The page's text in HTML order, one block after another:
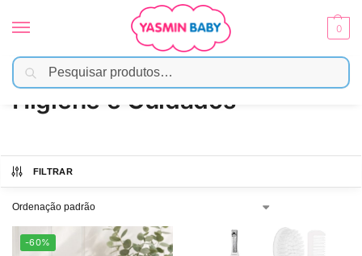
0
Início Banho / Higiene e Cuidados
Higiene e Cuidados
FILTRAR
-60%